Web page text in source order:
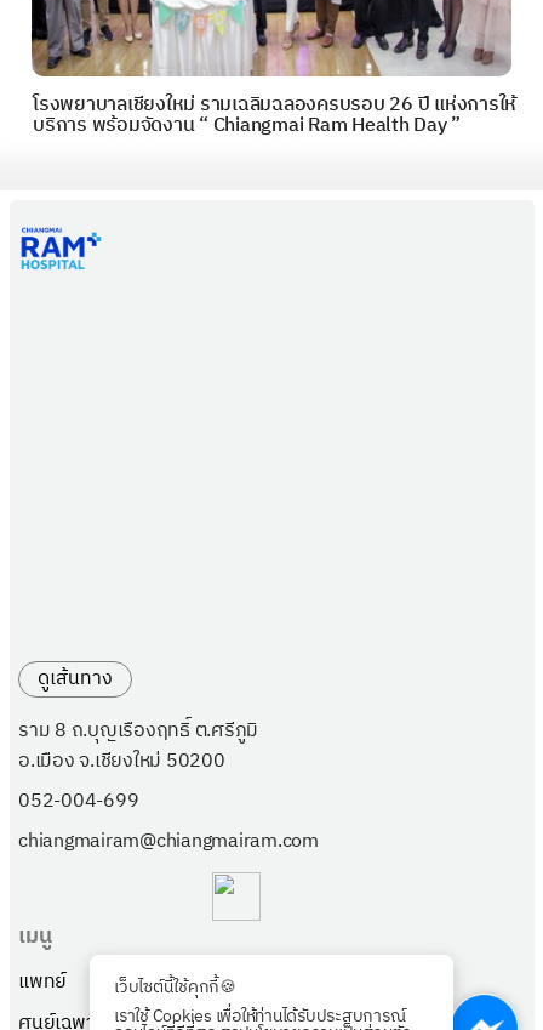
เว็บไซต์นี้ใช้คุกกี้🍪
เราใช้ Cookies เพื่อให้ท่านได้รับประสบการณ์
โรงพยาบาลเชียงใหม่ รามเฉลิมฉลองครบรอบ 26 ปี แห่งการให้
บริการ พร้อมจัดงาน “ Chiangmai Ram Health Day ”
เมนู
แพทย์
ศูนย์เฉพาะทาง
เกี่ยวกับเรา
ดูเส้นทาง
ราม 8 ถ.บุญเรืองฤทธิ์ ต.ศรีภูมิ
อ.เมือง จ.เชียงใหม่ 50200
052-004-699
chiangmairam@chiangmairam.com